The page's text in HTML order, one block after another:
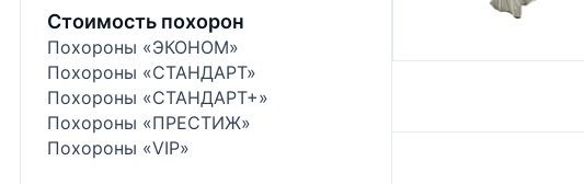
Стоимость похорон
Похороны «ЭКОНОМ»
Похороны «СТАНДАРТ»
Похороны «СТАНДАРТ+»
Похороны «ПРЕСТИЖ»
Похороны «VIP»